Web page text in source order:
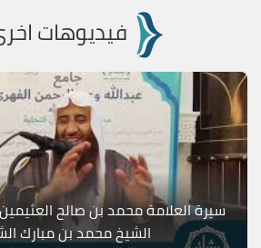
فيديوهات
سيرة العلامة محمد بن صالح
الشيخ محمد بن مبارك